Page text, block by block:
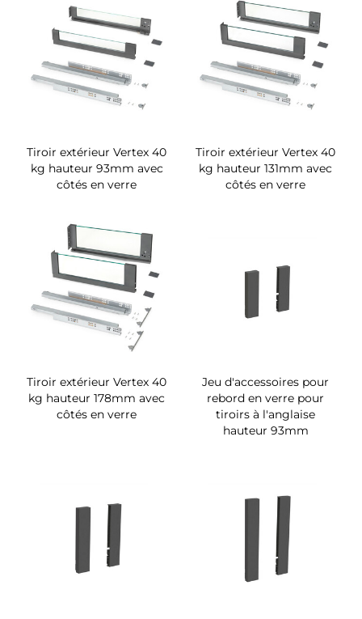
Tiroir extérieur Vertex 40
kg hauteur 93mm avec
côtés en verre
Tiroir extérieur Vertex 40
kg hauteur 131mm avec
côtés en verre
Tiroir extérieur Vertex 40
kg hauteur 178mm avec
côtés en verre
Jeu d'accessoires pour
rebord en verre pour
tiroirs à l'anglaise
hauteur 93mm